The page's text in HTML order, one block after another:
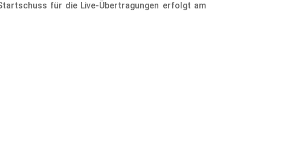
für die Live-Übertragungen erfolgt am